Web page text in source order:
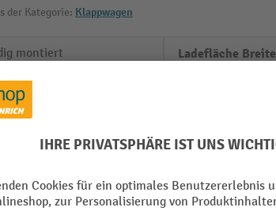
der Kategorie: Klappwagen
montiert Ladefläche Breite
Ladefläche Tiefe
Ladefläche Typ